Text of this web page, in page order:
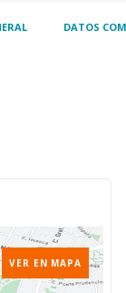
DATOS
VER EN MAPA